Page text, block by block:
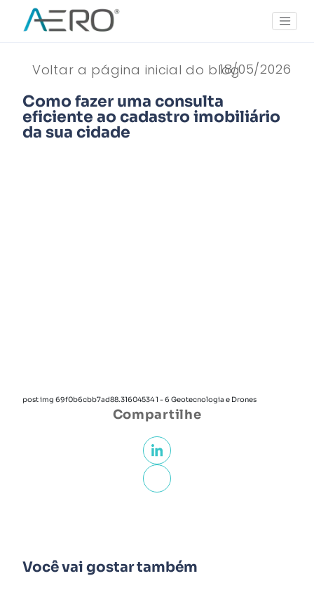
18/05/2026
Voltar a página inicial do blog
Como fazer uma consulta
eficiente ao cadastro imobiliário
da sua cidade
post img 69f0b6cbb7ad88.31604534 1 - 6 Geotecnologia e Drones
Compartilhe
Você vai gostar também